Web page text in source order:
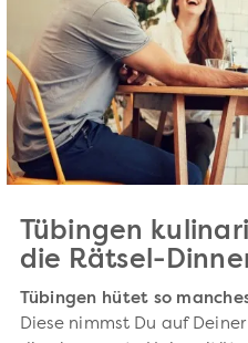
Tübingen
die Rätsel-
Tübingen hütet so
Diese nimmst Du auf